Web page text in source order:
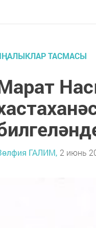
ТАСМАСЫ
ГАЛИМ, 2 июнь